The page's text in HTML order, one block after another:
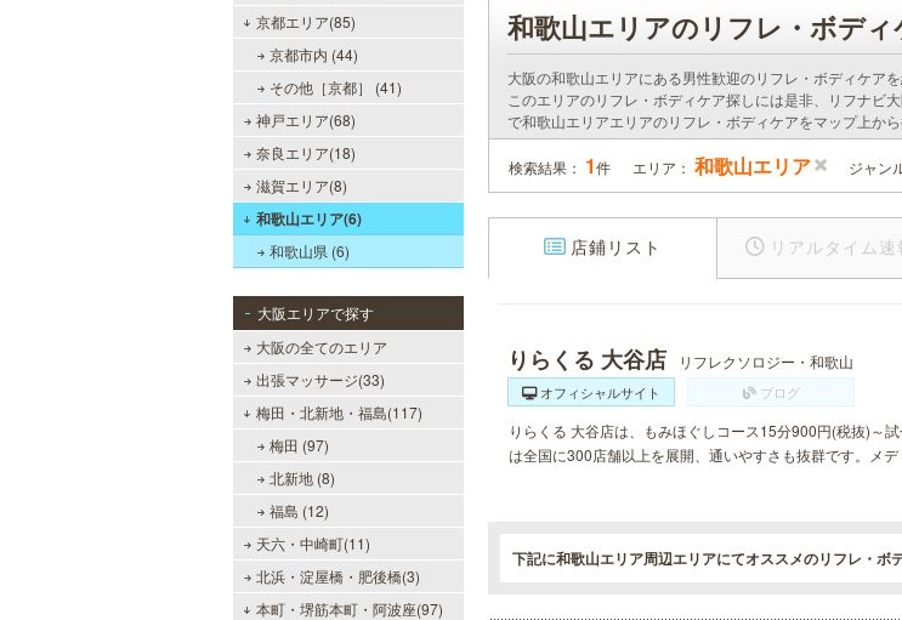
京都エリア(85)
京都市内 (44)
その他［京都］ (41)
神戸エリア(68)
奈良エリア(18)
滋賀エリア(8)
和歌山エリア(6)
和歌山県 (6)
大阪エリアで探す
大阪の全てのエリア
出張マッサージ(33)
梅田・北新地・福島(117)
梅田 (97)
北新地 (8)
福島 (12)
天六・中崎町(11)
北浜・淀屋橋・肥後橋(3)
本町・堺筋本町・阿波座(97)
和歌山エリアのリフレ・ボディ
大阪の和歌山エリアにある男性歓迎のリフレ・ボディケアを
このエリアのリフレ・ボディケア探しには是非、リフナビ
で和歌山エリアエリアのリフレ・ボディケアをマップ上から
検索結果： 1件 エリア： 和歌山エリア ジャン
店鋪リスト リアルタイム速
りらくる 大谷店 リフレクソロジー・和歌山
オフィシャルサイト ブログ
りらくる 大谷店は、もみほぐしコース15分900円(税抜)～
は全国に300店舗以上を展開、通いやすさも抜群です。メデ
下記に和歌山エリア周辺エリアにてオススメのリフレ・ボ